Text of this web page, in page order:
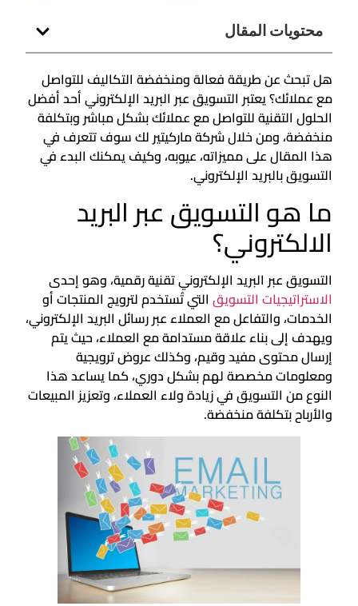
محتويات المقال
هل تبحث عن طريقة فعالة ومنخفضة التكاليف للتواصل
مع عملائك؟ يعتبر التسويق عبر البريد الإلكتروني أحد أفضل
الحلول التقنية للتواصل مع عملائك بشكل مباشر وبتكلفة
منخفضة، ومن خلال شركة ماركيتير لك سوف تتعرف في
هذا المقال على مميزاته، عيوبه، وكيف يمكنك البدء في
التسويق بالبريد الإلكتروني.
ما هو التسويق عبر البريد
الالكتروني؟
التسويق عبر البريد الإلكتروني تقنية رقمية، وهو إحدى
الاستراتيجيات التسويق التي تُستخدم لترويج المنتجات أو
الخدمات، والتفاعل مع العملاء عبر رسائل البريد الإلكتروني،
ويهدف إلى بناء علاقة مستدامة مع العملاء، حيث يتم
إرسال محتوى مفيد وقيم، وكذلك عروض ترويجية
ومعلومات مخصصة لهم بشكل دوري، كما يساعد هذا
النوع من التسويق في زيادة ولاء العملاء، وتعزيز المبيعات
والأرباح بتكلفة منخفضة.